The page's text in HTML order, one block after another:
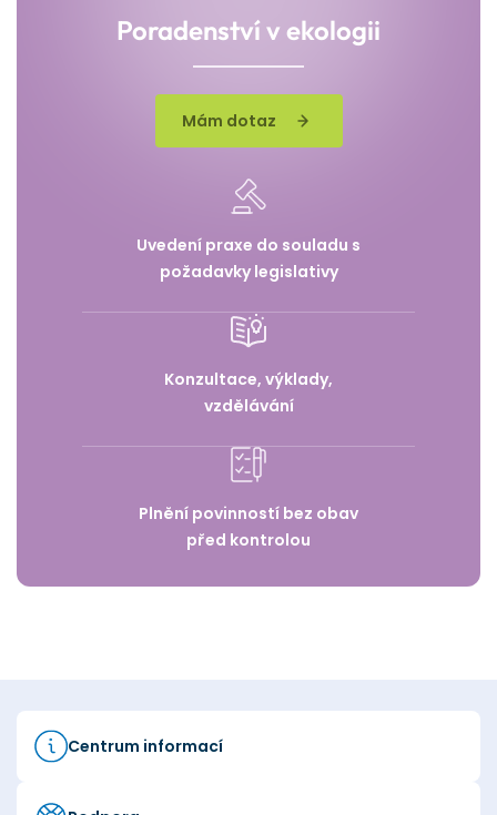
Poradenství v ekologii
Mám dotaz
Uvedení praxe do souladu s
požadavky legislativy
Konzultace, výklady,
vzdělávání
Plnění povinností bez obav
před kontrolou
Centrum informací